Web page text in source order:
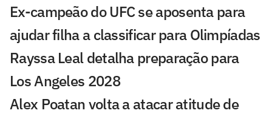
Ex-campeão do UFC se aposenta para
ajudar filha a classificar para Olimpíadas
Rayssa Leal detalha preparação para
Los Angeles 2028
Alex Poatan volta a atacar atitude de